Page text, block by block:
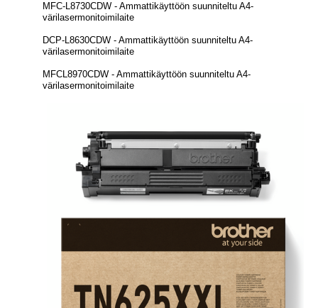
MFC-L8730CDW - Ammattikäyttöön suunniteltu A4-
värilasermonitoimilaite
DCP-L8630CDW - Ammattikäyttöön suunniteltu A4-
värilasermonitoimilaite
MFCL8970CDW - Ammattikäyttöön suunniteltu A4-
värilasermonitoimilaite